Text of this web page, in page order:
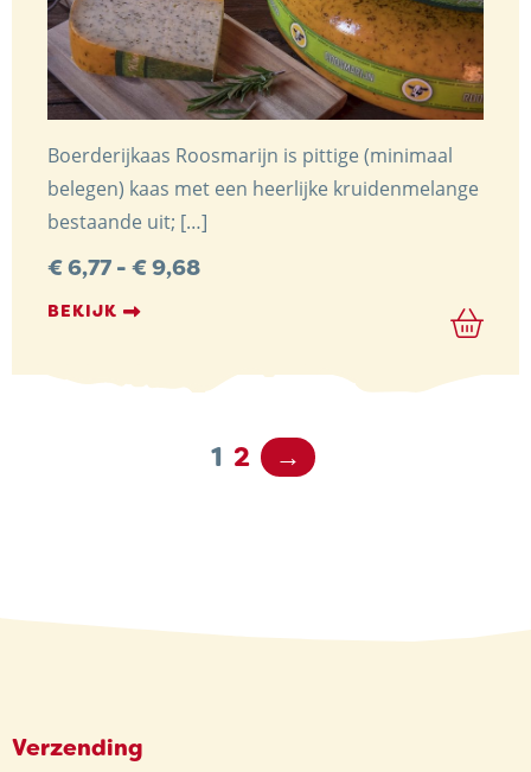
Boerderijkaas Roosmarijn is pittige (minimaal
belegen) kaas met een heerlijke kruidenmelange
bestaande uit; […]
€6,77 - €9,68Prijsklasse:
BEKIJK
1 2 →
Verzending